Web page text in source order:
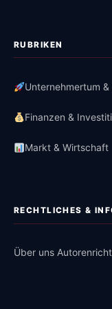
RUBRIKEN
Unternehmertum
Finanzen &
Markt & Wirtschaft
RECHTLICHES &
Über uns